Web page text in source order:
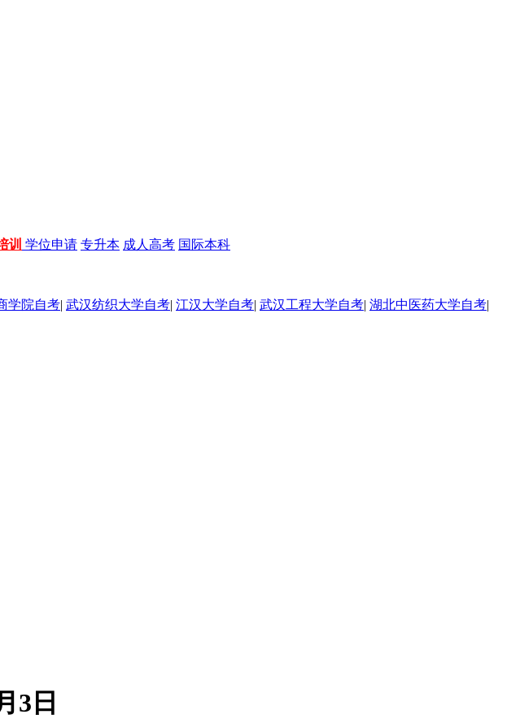
训 学位申请 专升本 成人高考 国际本科
学院自考| 武汉纺织大学自考| 江汉大学自考| 武汉工程大学自考| 湖北中医药大学自考|
3日